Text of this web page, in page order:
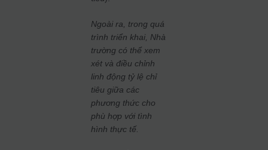
Ngoài ra, trong quá
trình triển khai, Nhà
trường có thể xem
xét và điều chỉnh
linh động tỷ lệ chỉ
tiêu giữa các
phương thức cho
phù hợp với tình
hình thực tế.